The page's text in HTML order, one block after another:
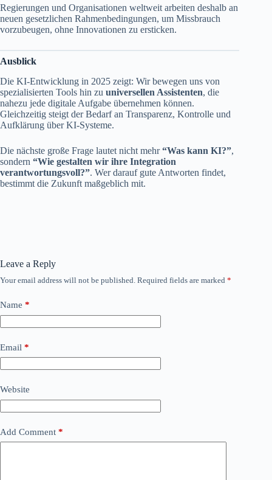
Regierungen und Organisationen weltweit arbeiten deshalb an
neuen gesetzlichen Rahmenbedingungen, um Missbrauch
vorzubeugen, ohne Innovationen zu ersticken.
Ausblick
Die KI-Entwicklung in 2025 zeigt: Wir bewegen uns von
spezialisierten Tools hin zu universellen Assistenten, die
nahezu jede digitale Aufgabe übernehmen können.
Gleichzeitig steigt der Bedarf an Transparenz, Kontrolle und
Aufklärung über KI-Systeme.
Die nächste große Frage lautet nicht mehr“Was kann KI?”,
sondern “Wie gestalten wir ihre Integration
verantwortungsvoll?”. Wer darauf gute Antworten findet,
bestimmt die Zukunft maßgeblich mit.
Leave a Reply
Your email address will not be published. Required fields are marked *
Name *
Email *
Website
Add Comment *